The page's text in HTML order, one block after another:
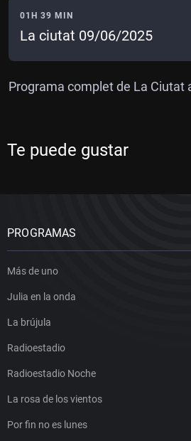
01H 39 MIN
La ciutat 09/06/2025
Programa complet de La Ciutat
Te puede gustar
PROGRAMAS
Más de uno
Julia en la onda
La brújula
Radioestadio
Radioestadio Noche
La rosa de los vientos
Por fin no es lunes